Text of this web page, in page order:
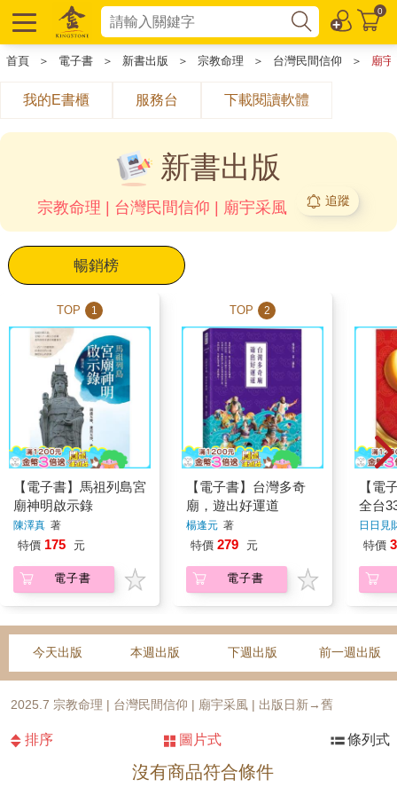
0
首頁 ＞ 電子書 ＞ 新書出版 ＞ 宗教命理 ＞ 台灣民間信仰 ＞ 廟
我的E書櫃 服務台 下載閱讀軟體
新書出版
宗教命理 | 台灣民間信仰 | 廟宇采風 追蹤
暢銷榜
TOP 1
【電子書】馬祖列島宮
廟神明啟示錄
陳澤真 著
特價 175 元
電子書
TOP 2
【電子書】台灣多奇
廟，遊出好運道
楊逢元 著
特價 279 元
電子書
【電
全台
財神
日日見
特價
今天出版 本週出版 下週出版 前一週出版
2025.7 宗教命理 | 台灣民間信仰 | 廟宇采風 | 出版日新→舊
排序 圖片式 條列式
沒有商品符合條件